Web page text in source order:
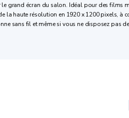
grand écran du salon. Idéal pour des films
la haute résolution en 1920 x 1200 pixels,
sans fil et même si vous ne disposez pas